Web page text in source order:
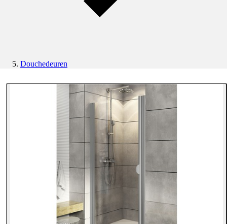
Douchedeuren